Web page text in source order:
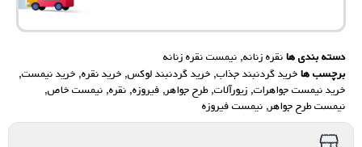
دسته بندی ها نقره زنانه, نیمست نقره زنانه
برچسب ها خرید گردنبند جذاب, خرید گردنبند لوکس, خرید نقره, خرید نیمست,
خرید نیمست جواهرات, زیورآلات, طرح جواهر, فیروزه, نقره, نیمست خاص,
نیمست طرح جواهر, نیمست فیروزه